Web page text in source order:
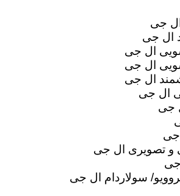
جی
ال جی
ال جی
ال جی
ال جی
ال جی
جی
جی
تصویری ال جی
جی
سولاردام ال جی